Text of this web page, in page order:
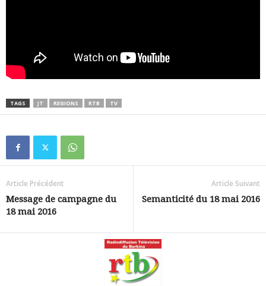
TAGS JT REGIONS RTB TV
Article Précédent
Message de campagne du
18 mai 2016
Article Suivant
Semanticité du 18 mai 2016